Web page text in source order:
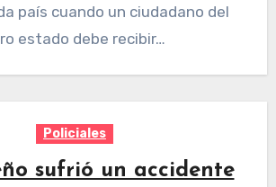
país cuando un ciudadano del
estado debe recibir…
Policiales
sufrió un accidente